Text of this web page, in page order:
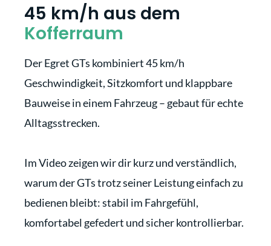
45 km/h aus dem
Kofferraum
Der Egret GTs kombiniert 45 km/h
Geschwindigkeit, Sitzkomfort und klappbare
Bauweise in einem Fahrzeug – gebaut für echte
Alltagsstrecken.
Im Video zeigen wir dir kurz und verständlich,
warum der GTs trotz seiner Leistung einfach zu
bedienen bleibt: stabil im Fahrgefühl,
komfortabel gefedert und sicher kontrollierbar.